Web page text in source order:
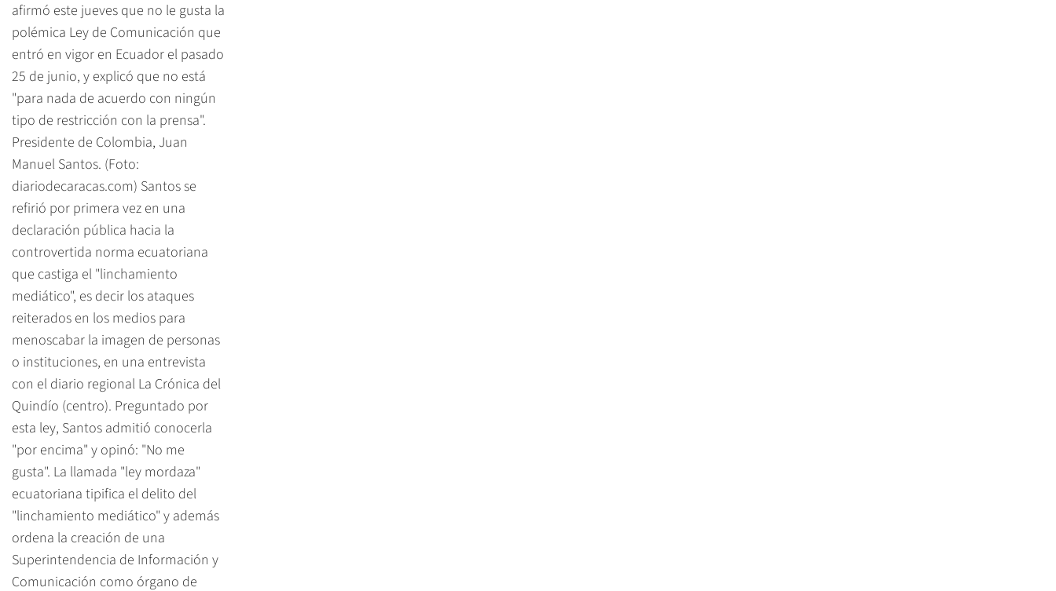
afirmó este jueves que no le gusta la
polémica Ley de Comunicación que
entró en vigor en Ecuador el pasado
25 de junio, y explicó que no está
"para nada de acuerdo con ningún
tipo de restricción con la prensa".
Presidente de Colombia, Juan
Manuel Santos. (Foto:
diariodecaracas.com) Santos se
refirió por primera vez en una
declaración pública hacia la
controvertida norma ecuatoriana
que castiga el "linchamiento
mediático", es decir los ataques
reiterados en los medios para
menoscabar la imagen de personas
o instituciones, en una entrevista
con el diario regional La Crónica del
Quindío (centro). Preguntado por
esta ley, Santos admitió conocerla
"por encima" y opinó: "No me
gusta". La llamada "ley mordaza"
ecuatoriana tipifica el delito del
"linchamiento mediático" y además
ordena la creación de una
Superintendencia de Información y
Comunicación como órgano de